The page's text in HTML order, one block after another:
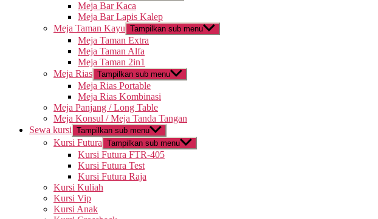
Meja Bar Kaca
Meja Bar Lapis Kalep
Meja Taman Kayu Tampilkan sub menu
Meja Taman Extra
Meja Taman Alfa
Meja Taman 2in1
Meja Rias Tampilkan sub menu
Meja Rias Portable
Meja Rias Kombinasi
Meja Panjang / Long Table
Meja Konsul / Meja Tanda Tangan
Sewa kursi Tampilkan sub menu
Kursi Futura Tampilkan sub menu
Kursi Futura FTR-405
Kursi Futura Test
Kursi Futura Raja
Kursi Kuliah
Kursi Vip
Kursi Anak